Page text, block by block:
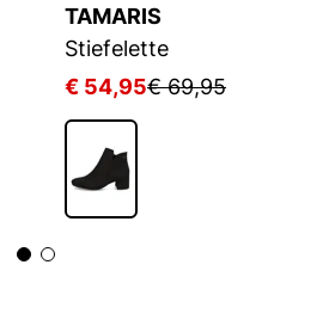
TAMARIS
Stiefelette
€ 54,95€ 69,95